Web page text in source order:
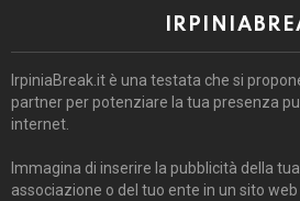
IrpiniaBreak.it è una testata che si
partner per potenziare la tua presenza
internet.
Immagina di inserire la pubblicità della
associazione o del tuo ente in un sito